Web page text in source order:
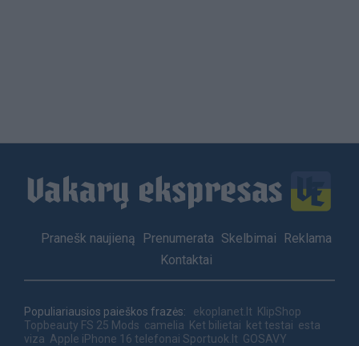
Footer
Pranešk naujieną Prenumerata Skelbimai
Reklama
Kontaktai
Populiariausios paieškos frazės: ekoplanet.lt KlipShop
Topbeauty FS 25 Mods camelia Ket bilietai ket testai esta
viza Apple iPhone 16 telefonai Sportuok.lt GOSAVY